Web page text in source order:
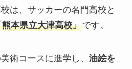
は、サッカーの名門高校と
熊本県立大津高校」です。
術コースに進学し、 油絵を